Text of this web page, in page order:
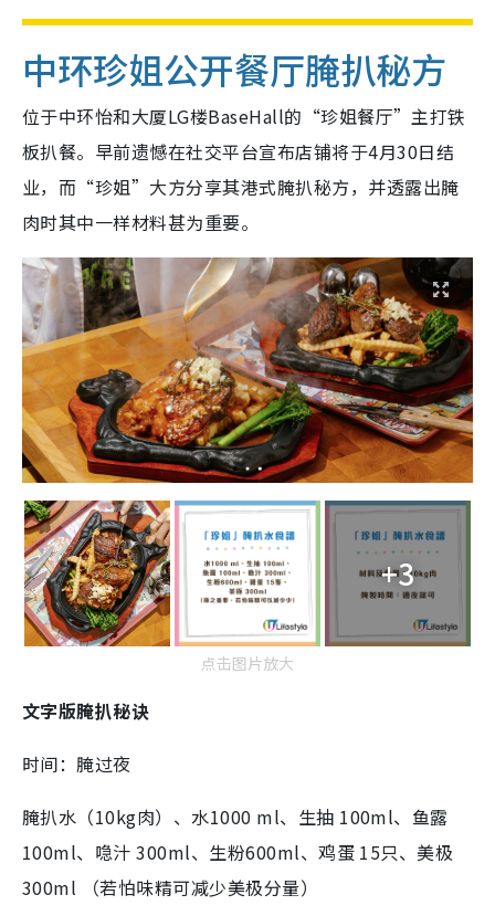
中环珍姐公开餐厅腌扒秘方
位于中环怡和大厦LG楼BaseHall的“珍姐餐厅”主打铁
板扒餐。早前遗憾在社交平台宣布店铺将于4月30日结
业，而“珍姐”大方分享其港式腌扒秘方，并透露出腌
肉时其中一样材料甚为重要。
+3
点击图片放大
文字版腌扒秘诀
时间：腌过夜
腌扒水（10kg肉）、水1000 ml、生抽 100ml、鱼露
100ml、喼汁 300ml、生粉600ml、鸡蛋 15只、美极
300ml （若怕味精可减少美极分量）